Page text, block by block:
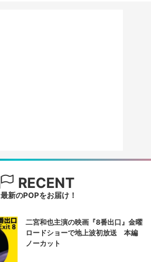
RECENT
最新のPOPをお届け！
二宮和也主演の映画『8番出口』金曜
ロードショーで地上波初放送 本編
ノーカット